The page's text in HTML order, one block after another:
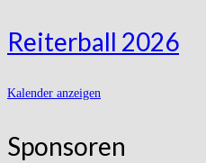
Reiterball 2026
Kalender anzeigen
Sponsoren